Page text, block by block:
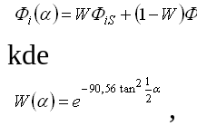
kde
,